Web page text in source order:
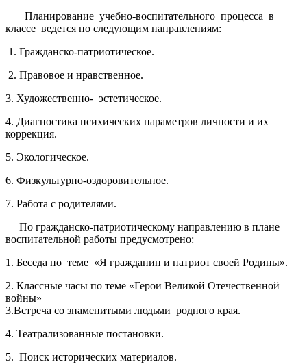
Планирование учебно-воспитательного процесса в
классе ве­дется по следующим направлениям:
1. Гражданско-патриотическое.
2. Правовое и нравственное.
3. Художественно- эстетическое.
4. Диагностика психических параметров личности и их
коррекция.
5. Экологическое.
6. Физкультурно-оздоровительное.
7. Работа с родителями.
По гражданско-патриотическому направлению в плане
воспита­тельной работы предусмотрено:
1. Беседа по теме «Я гражданин и патриот своей Родины».
2. Классные часы по теме «Герои Великой Отечественной
войны» ­
3.Встреча со знаменитыми людьми родного края.
4. Театрализованные постановки.
5. Поиск исторических материалов.